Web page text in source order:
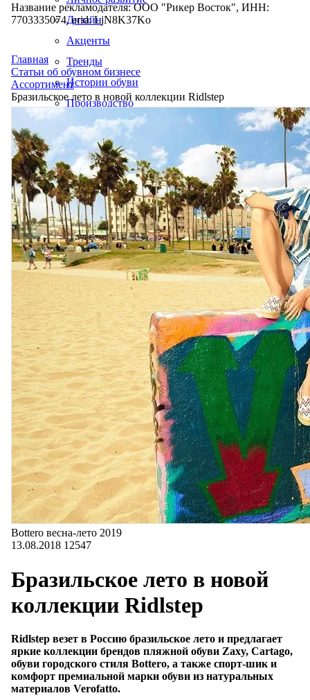
Дизайн
Акценты
Тренды
Истории обуви
Производство
Название рекламодателя: ООО "Рикер Восток", ИНН:
7703335074, erid: LjN8K37Ko
Главная
Статьи об обувном бизнесе
Ассортимент
Бразильское лето в новой коллекции Ridlstep
Bottero весна-лето 2019
13.08.2018 12547
Бразильское лето в новой
коллекции Ridlstep
Ridlstep везет в Россию бразильское лето и предлагает
яркие коллекции брендов пляжной обуви Zaxy, Cartago,
обуви городского стиля Bottero, а также спорт-шик и
комфорт премиальной марки обуви из натуральных
материалов Verofatto.